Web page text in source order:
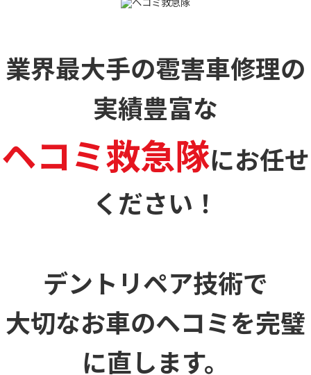
業界最大手の雹害車修理の
実績豊富な
ヘコミ救急隊にお任せ
ください！
デントリペア技術で
大切なお車のヘコミを完璧
に直します。